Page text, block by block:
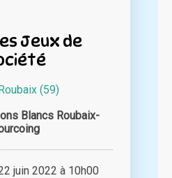
Jeux de
(59)
Blancs Roubaix-
juin 2022 à 10h00